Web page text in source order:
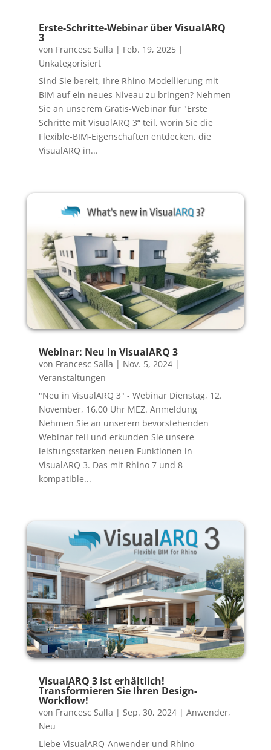
Erste-Schritte-Webinar über VisualARQ
3
von Francesc Salla | Feb. 19, 2025|
Unkategorisiert
Sind Sie bereit, Ihre Rhino-Modellierung mit
BIM auf ein neues Niveau zu bringen? Nehmen
Sie an unserem Gratis-Webinar für "Erste
Schritte mit VisualARQ 3“ teil, worin Sie die
Flexible-BIM-Eigenschaften entdecken, die
VisualARQ in...
Webinar: Neu in VisualARQ 3
von Francesc Salla | Nov. 5, 2024|
Veranstaltungen
"Neu in VisualARQ 3" - Webinar Dienstag, 12.
November, 16.00 Uhr MEZ. Anmeldung
Nehmen Sie an unserem bevorstehenden
Webinar teil und erkunden Sie unsere
leistungsstarken neuen Funktionen in
VisualARQ 3. Das mit Rhino 7 und 8
kompatible...
VisualARQ 3 ist erhältlich!
Transformieren Sie Ihren Design-
Workflow!
von Francesc Salla | Sep. 30, 2024| Anwender,
Neu
Liebe VisualARQ-Anwender und Rhino-